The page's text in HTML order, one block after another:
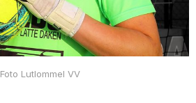
Foto Lutlommel VV